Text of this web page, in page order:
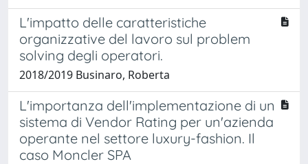
L'impatto delle caratteristiche
organizzative del lavoro sul problem
solving degli operatori.
2018/2019 Businaro, Roberta
L'importanza dell'implementazione di un
sistema di Vendor Rating per un'azienda
operante nel settore luxury-fashion. Il
caso Moncler SPA